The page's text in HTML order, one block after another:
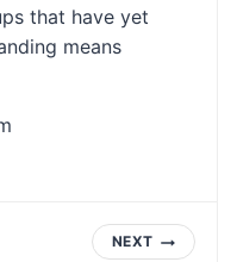
that have yet
means
NEXT